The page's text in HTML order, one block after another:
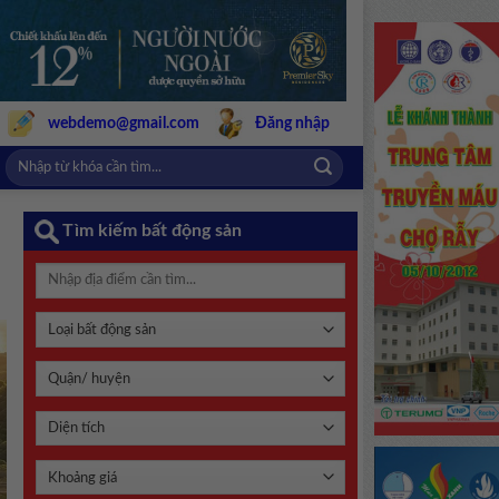
webdemo@gmail.com Đăng nhập
Tìm kiếm bất động sản